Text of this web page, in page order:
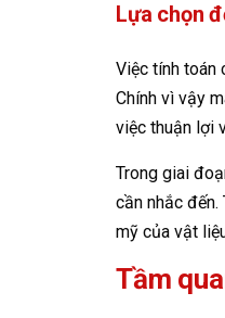
Lựa chọn
Việc tính toán
Chính vì vậy
việc thuận lợi
Trong giai
cần nhắc
mỹ của vật
Tầm